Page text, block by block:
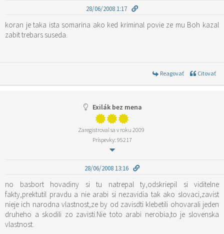
28/06/2008 1:17
koran je taka ista somarina ako ked kriminal povie ze mu Boh kazal
zabit trebars suseda.
Reagovať Citovať
Exilák bez mena
Zaregistroval sa v roku 2009
Príspevky: 95217
28/06/2008 13:16
no basbort hovadiny si tu natrepal ty,odskriepil si viditelne
fakty,prektutil pravdu a nie arabi si nezavidia tak ako slovaci,zavist
nieje ich narodna vlastnost,ze by od zavisdti klebetili ohovarali jeden
druheho a skodili zo zavisti.Nie toto arabi nerobia,to je slovenska
vlastnost.